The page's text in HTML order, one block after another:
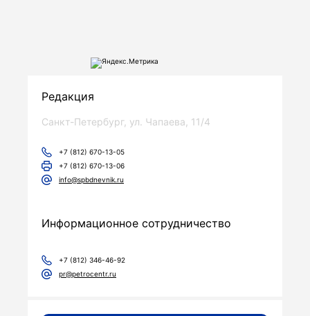
Редакция
Санкт-Петербург, ул. Чапаева, 11/4
+7 (812) 670-13-05
+7 (812) 670-13-06
info@spbdnevnik.ru
Информационное сотрудничество
+7 (812) 346-46-92
pr@petrocentr.ru